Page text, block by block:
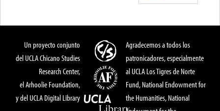
Un proyecto conjunto
del UCLA Chicano Studies
Research Center,
el Arhoolie Foundation,
y del UCLA Digital Library
Agradecemos a todos los
patronicadores, especialmente
al UCLA Los Tigres de Norte
Fund, National Endowment for
the Humanities, National